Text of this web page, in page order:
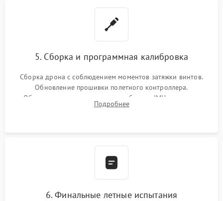
5. Сборка и программная калибровка
Сборка дрона с соблюдением моментов затяжки винтов.
Обновление прошивки полетного контроллера.
Обязательная программная калибровка IMU-сенсоров,
компаса, датчиков позиционирования и горизонта подвеса
Подробнее
6. Финальные летные испытания